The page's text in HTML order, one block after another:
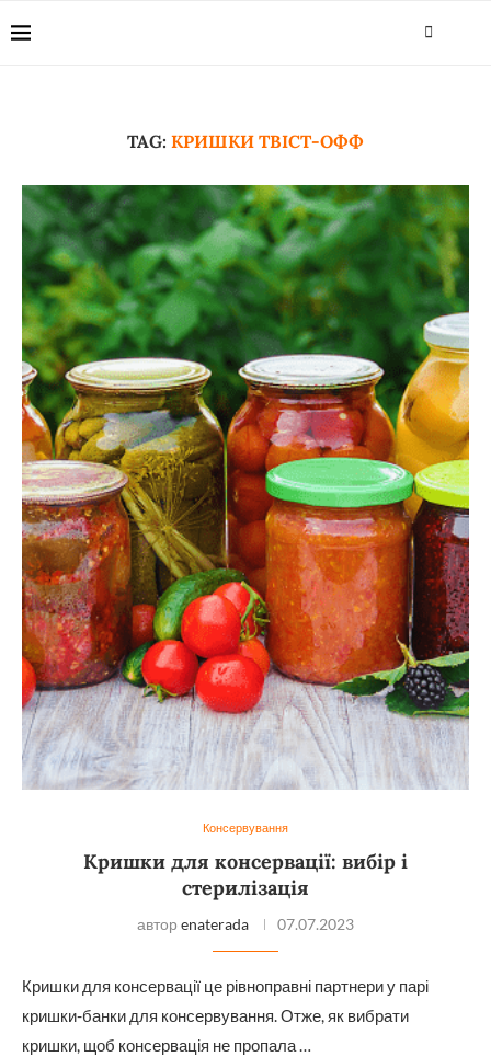
TAG: КРИШКИ ТВІСТ-ОФФ
Консервування
Кришки для консервації: вибір і
стерилізація
автор enaterada 07.07.2023
Кришки для консервації це рівноправні партнери у парі
кришки-банки для консервування. Отже, як вибрати
кришки, щоб консервація не пропала …